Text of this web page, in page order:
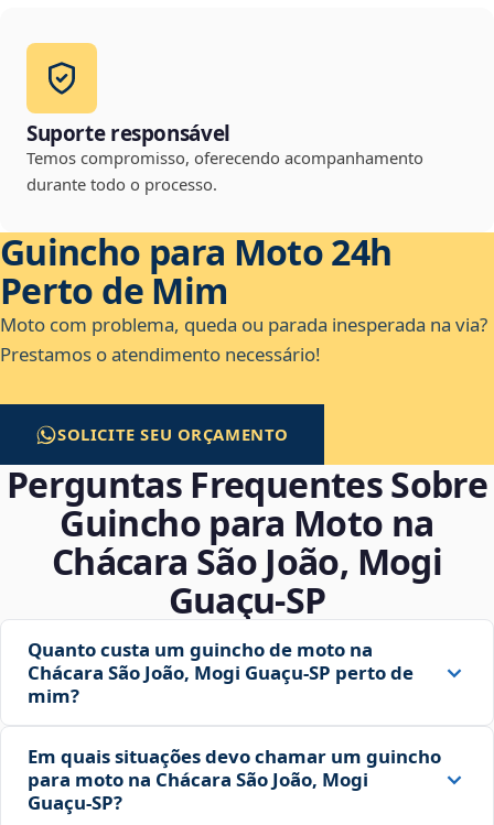
Suporte responsável
Temos compromisso, oferecendo acompanhamento
durante todo o processo.
Guincho para Moto 24h
Perto de Mim
Moto com problema, queda ou parada inesperada na via?
Prestamos o atendimento necessário!
SOLICITE SEU ORÇAMENTO
Perguntas Frequentes Sobre
Guincho para Moto na
Chácara São João, Mogi
Guaçu‑SP
Quanto custa um guincho de moto na
Chácara São João, Mogi Guaçu‑SP perto de
mim?
Em quais situações devo chamar um guincho
para moto na Chácara São João, Mogi
Guaçu‑SP?